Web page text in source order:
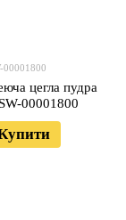
00001800
цегла пудра
00001800